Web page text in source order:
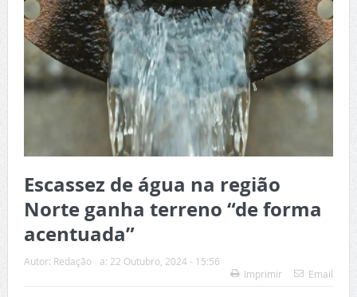
Escassez de água na região
Norte ganha terreno “de forma
acentuada”
Autor: Redação a: 22 Outubro, 2024 - 15:56
Imprimir
Email